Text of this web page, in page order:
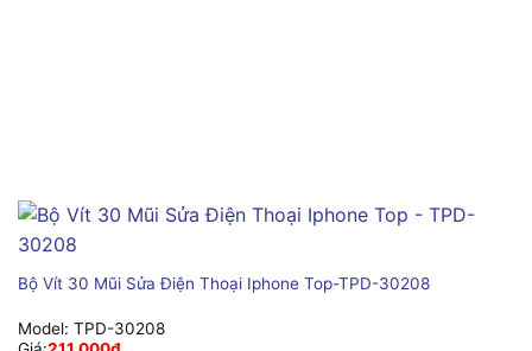
Bộ Vít 30 Mũi Sửa Điện Thoại Iphone Top-TPD-30208
Model: TPD-30208